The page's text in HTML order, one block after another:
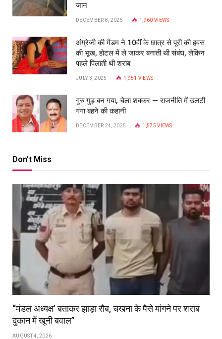
जान
DECEMBER 8, 2025 1,960 VIEWS
अंग्रेजी की मैडम ने 10वीं के छात्र से पूरी की हवस
की भूख, होटल में ले जाकर बनाती थी संबंध, लेकिन
पहले पिलाती थी शराब
JULY 3, 2025 1,951 VIEWS
गुरु गुड़ बन गया, चेला शक्कर — राजनीति में उलटी
गंगा बहने की कहानी
DECEMBER 24, 2025 1,575VIEWS
Don't Miss
“मंडल अध्यक्ष’ बताकर झाड़ा रौब, चखना के पैसे मांगने पर शराब
दुकान में खूनी बवाल”
AUGUST 4, 2026